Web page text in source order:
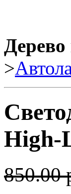
Дерево
>
High-
850.00